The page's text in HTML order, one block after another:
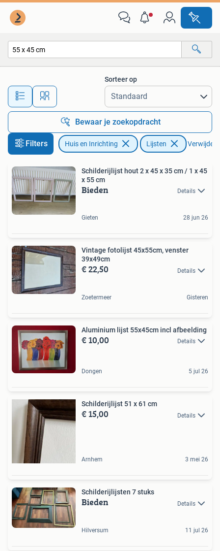
Alle afstanden…
Sorteer op
Bewaar je zoekopdracht
Filters Huis en Inrichting Lijsten Verwijder
Schilderijlijst hout 2 x 45 x 35 cm / 1 x 45
x 55 cm
Bieden Details
Gieten 28 jun 26
Vintage fotolijst 45x55cm, venster
39x49cm
€ 22,50 Details
Zoetermeer Gisteren
Aluminium lijst 55x45cm incl afbeelding
€ 10,00 Details
Dongen 5 jul 26
Schilderijlijst 51 x 61 cm
€ 15,00 Details
Arnhem 3 mei 26
Schilderijlijsten 7 stuks
Bieden Details
Hilversum 11 jul 26